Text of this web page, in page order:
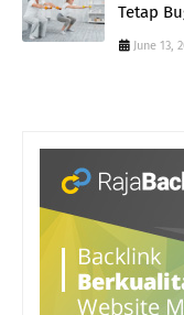
Tetap
June 13,